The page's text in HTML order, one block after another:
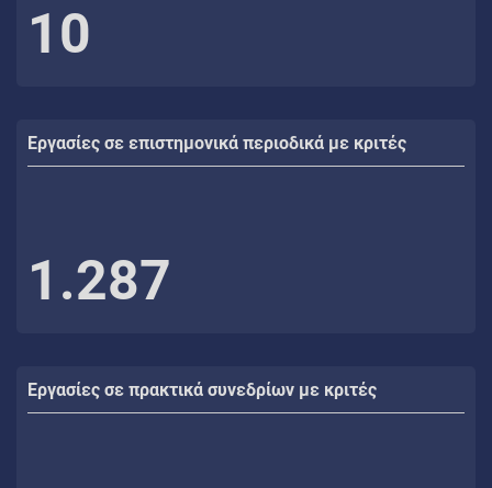
10
Εργασίες σε επιστημονικά περιοδικά με κριτές
1.287
Εργασίες σε πρακτικά συνεδρίων με κριτές